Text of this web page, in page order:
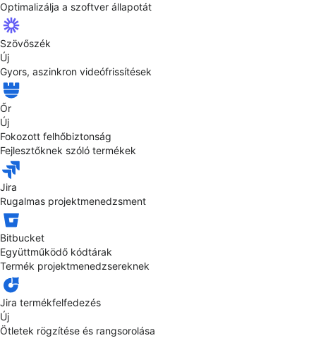
Optimalizálja a szoftver állapotát
Szövőszék
Új
Gyors, aszinkron videófrissítések
Őr
Új
Fokozott felhőbiztonság
Fejlesztőknek szóló termékek
Jira
Rugalmas projektmenedzsment
Bitbucket
Együttműködő kódtárak
Termék projektmenedzsereknek
Jira termékfelfedezés
Új
Ötletek rögzítése és rangsorolása